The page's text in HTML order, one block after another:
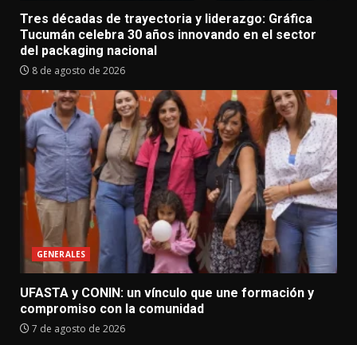
Tres décadas de trayectoria y liderazgo: Gráfica
Tucumán celebra 30 años innovando en el sector
del packaging nacional
8 de agosto de 2026
GENERALES
UFASTA y CONIN: un vínculo que une formación y
compromiso con la comunidad
7 de agosto de 2026